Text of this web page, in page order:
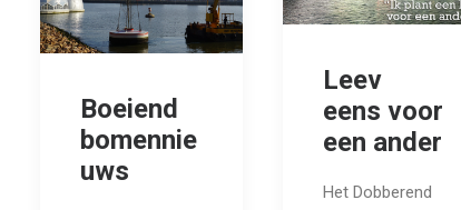
Boeiend
bomennie
uws
Leev
eens voor
een ander
Het Dobberend